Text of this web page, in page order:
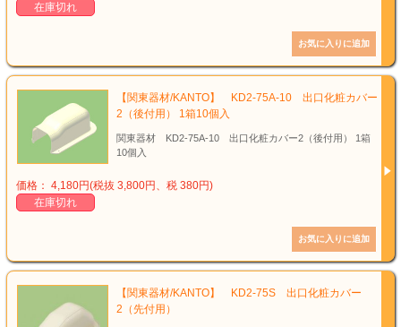
在庫切れ
【関東器材/KANTO】 KD2-75A-10 出口化粧カバー
2（後付用） 1箱10個入
関東器材 KD2-75A-10 出口化粧カバー2（後付用） 1箱
10個入
価格： 4,180円(税抜 3,800円、税 380円)
在庫切れ
【関東器材/KANTO】 KD2-75S 出口化粧カバー
2（先付用）